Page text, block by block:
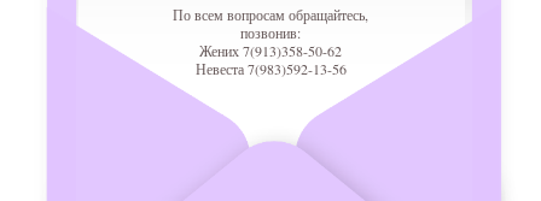
По всем вопросам обращайтесь,
позвонив:
Жених 7(913)358-50-62
Невеста 7(983)592-13-56